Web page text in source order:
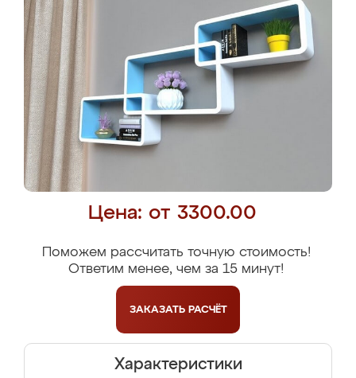
Цена: от 3300.00
Поможем рассчитать точную стоимость!
Ответим менее, чем за 15 минут!
ЗАКАЗАТЬ РАСЧЁТ
Характеристики